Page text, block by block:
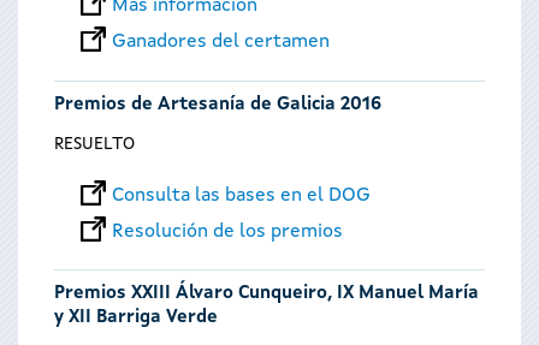
Más información
Ganadores del certamen
Premios de Artesanía de Galicia 2016
RESUELTO
Consulta las bases en el DOG
Resolución de los premios
Premios XXIII Álvaro Cunqueiro, IX Manuel María
y XII Barriga Verde